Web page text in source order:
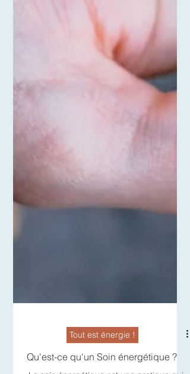
Tout est énergie !